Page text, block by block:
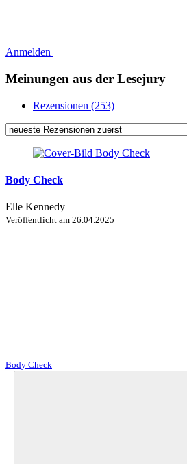
Anmelden
Meinungen aus der Lesejury
Rezensionen (253)
Body Check
Elle Kennedy
Veröffentlicht am 26.04.2025
Body Check